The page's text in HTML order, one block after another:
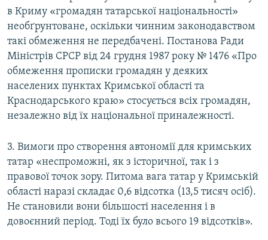
в Криму «громадян татарської національності»
необґрунтоване, оскільки чинним законодавством
такі обмеження не передбачені. Постанова Ради
Міністрів СРСР від 24 грудня 1987 року № 1476 «Про
обмеження прописки громадян у деяких
населених пунктах Кримської області та
Краснодарського краю» стосується всіх громадян,
незалежно від їх національної приналежності.
3. Вимоги про створення автономії для кримських
татар «неспроможні, як з історичної, так і з
правової точок зору. Питома вага татар у Кримській
області наразі складає 0,6 відсотка (13,5 тисяч осіб).
Не становили вони більшості населення і в
довоєнний період. Тоді їх було всього 19 відсотків».